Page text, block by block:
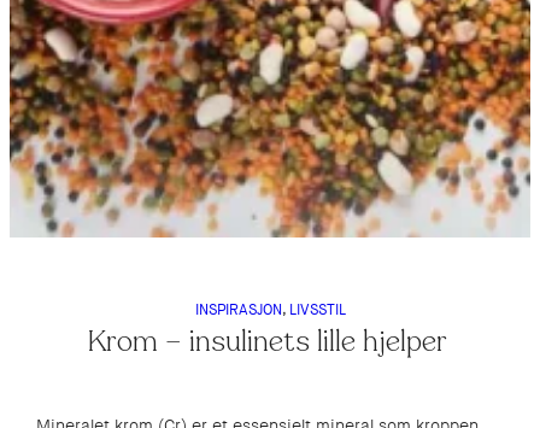
INSPIRASJON, LIVSSTIL
Krom – insulinets lille hjelper